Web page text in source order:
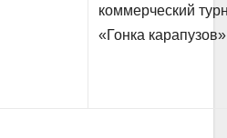
коммерческий
«Гонка карапузов»